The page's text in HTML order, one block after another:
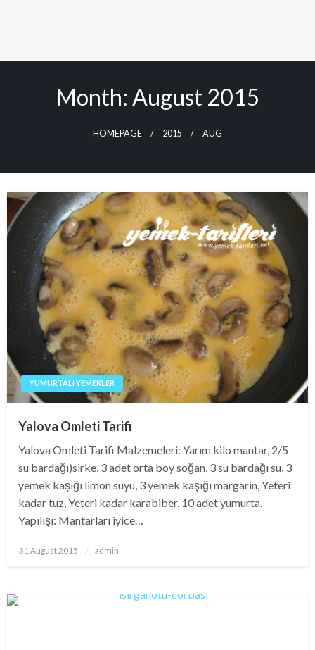
Month: August 2015
HOMEPAGE 2015 AUG
YUMURTALI YEMEKLER
Yalova Omleti Tarifi
Yalova Omleti Tarifi Malzemeleri: Yarım kilo mantar, 2/5
su bardağı)sirke, 3 adet orta boy soğan, 3 su bardağı su, 3
yemek kaşığı limon suyu, 3 yemek kaşığı margarin, Yeteri
kadar tuz, Yeteri kadar karabiber, 10 adet yumurta.
Yapılışı: Mantarları iyice…
Posted
31 August 2015 admin